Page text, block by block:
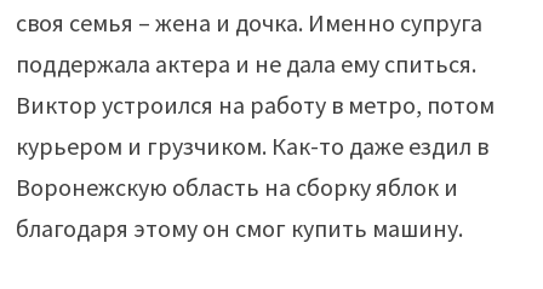
своя семья – жена и дочка. Именно супруга
поддержала актера и не дала ему спиться.
Виктор устроился на работу в метро, потом
курьером и грузчиком. Как-то даже ездил в
Воронежскую область на сборку яблок и
благодаря этому он смог купить машину.